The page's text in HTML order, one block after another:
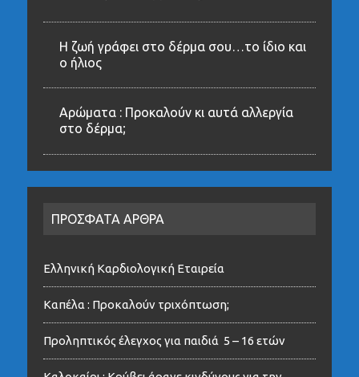
Η ζωή γράφει στο δέρμα σου…το ίδιο και
ο ήλιος
Αρώματα : Προκαλούν κι αυτά αλλεργία
στο δέρμα;
ΠΡΟΣΦΑΤΑ ΑΡΘΡΑ
Ελληνική Καρδιολογική Εταιρεία
Καπέλα : Προκαλούν τριχόπτωση;
Προληπτικός έλεγχος για παιδιά 5 – 16 ετών